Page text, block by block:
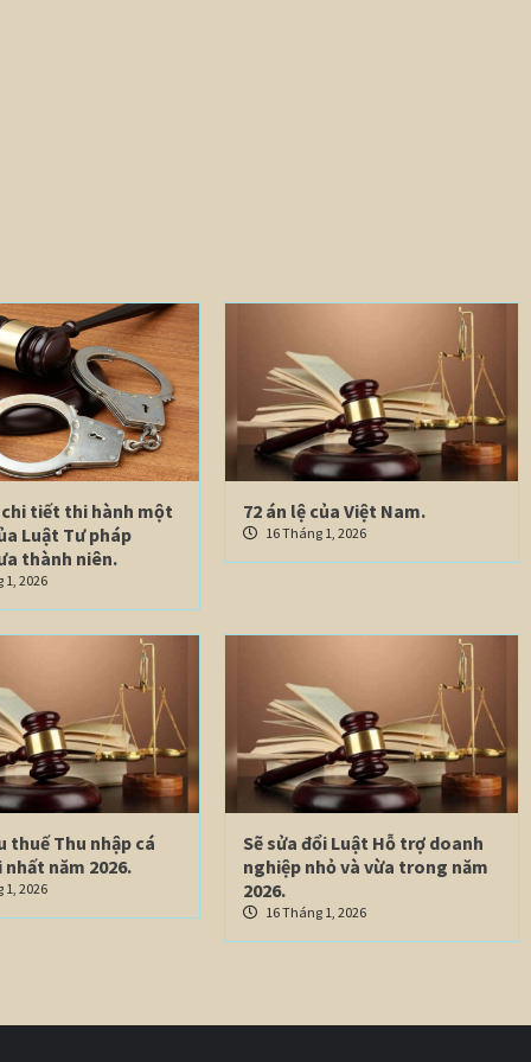
chi tiết thi hành một
Luật Tư pháp
thành niên.
1, 2026
72 án lệ của Việt Nam.
16 Tháng 1, 2026
thuế Thu nhập cá
năm 2026.
1, 2026
Sẽ sửa đổi Luật Hỗ trợ doanh
nghiệp nhỏ và vừa trong năm
2026.
16 Tháng 1, 2026